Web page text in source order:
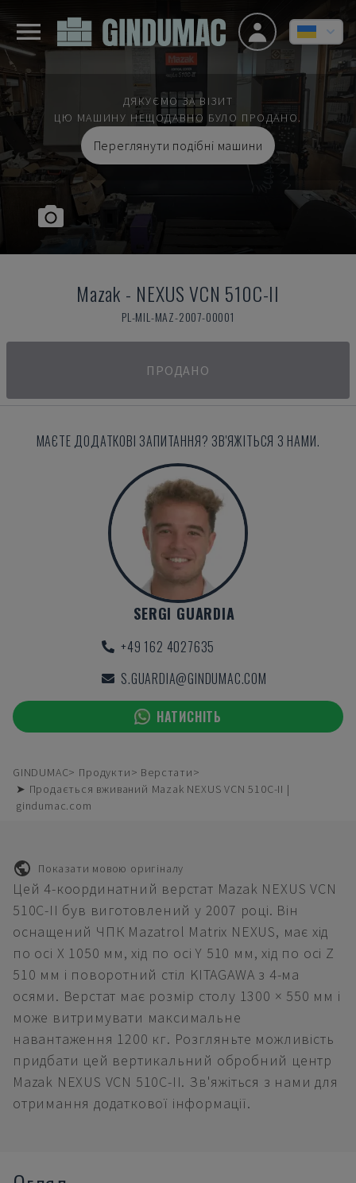
ДЯКУЄМО ЗА ВІЗИТ
ЦЮ МАШИНУ НЕЩОДАВНО БУЛО ПРОДАНО.
Переглянути подібні машини
Mazak - NEXUS VCN 510C-II
PL-MIL-MAZ-2007-00001
ПРОДАНО
МАЄТЕ ДОДАТКОВІ ЗАПИТАННЯ? ЗВ'ЯЖІТЬСЯ З НАМИ.
SERGI GUARDIA
+49 162 4027635
S.GUARDIA@GINDUMAC.COM
НАТИСНІТЬ
GINDUMAC Продукти
Верстати
➤ Продається вживаний Mazak NEXUS VCN 510C-II |
gindumac.com
Показати мовою оригіналу
Цей 4-координатний верстат Mazak NEXUS VCN
510C-II був виготовлений у 2007 році. Він
оснащений ЧПК Mazatrol Matrix NEXUS, має хід
по осі X 1050 мм, хід по осі Y 510 мм, хід по осі Z
510 мм і поворотний стіл KITAGAWA з 4-ма
осями. Верстат має розмір столу 1300 × 550 мм і
може витримувати максимальне
навантаження 1200 кг. Розгляньте можливість
придбати цей вертикальний обробний центр
Mazak NEXUS VCN 510C-II. Зв'яжіться з нами для
отримання додаткової інформації.